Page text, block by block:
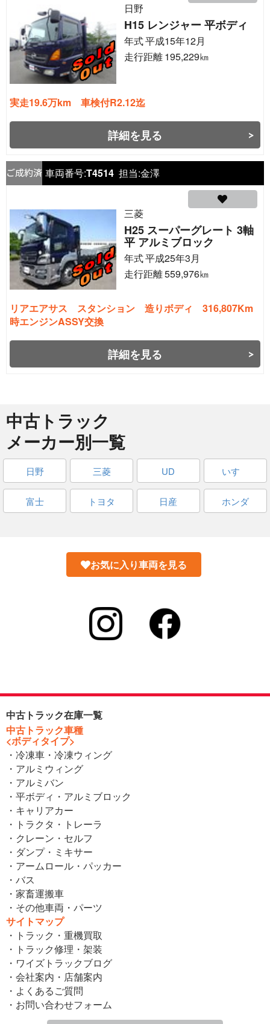
日野
H15 レンジャー 平ボディ
年式平成15年12月
走行距離195,229㎞
実走19.6万km 車検付R2.12迄
詳細を見る
車両番号:T4514 担当:金澤
三菱
H25 スーパーグレート 3軸
平 アルミブロック
年式平成25年3月
走行距離559,976㎞
リアエアサス スタンション 造りボディ 316,807Km
時エンジンASSY交換
詳細を見る
中古トラック
メーカー別一覧
日野 三菱 UD いすゞ
富士 トヨタ 日産 ホンダ
お気に入り車両を見る
中古トラック在庫一覧
中古トラック車種
<ボディタイプ>
・冷凍車・冷凍ウィング
・アルミウィング
・アルミバン
・平ボディ・アルミブロック
・キャリアカー
・トラクタ・トレーラ
・クレーン・セルフ
・ダンプ・ミキサー
・アームロール・パッカー
・バス
・家畜運搬車
・その他車両・パーツ
サイトマップ
・トラック・重機買取
・トラック修理・架装
・ワイズトラックブログ
・会社案内・店舗案内
・よくあるご質問
・お問い合わせフォーム